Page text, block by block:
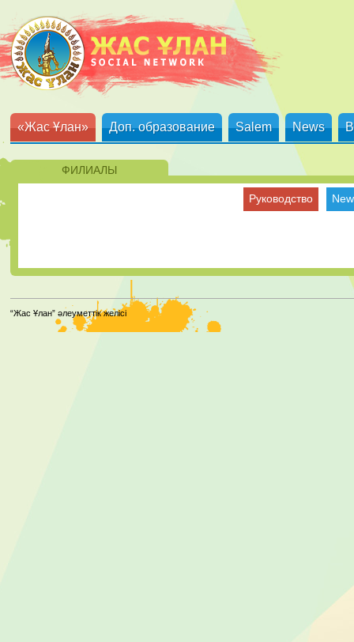
«Жас Ұлан» Доп. образование Salem News
ФИЛИАЛЫ
Руководство
“Жас Ұлан” әлеуметтік желісі